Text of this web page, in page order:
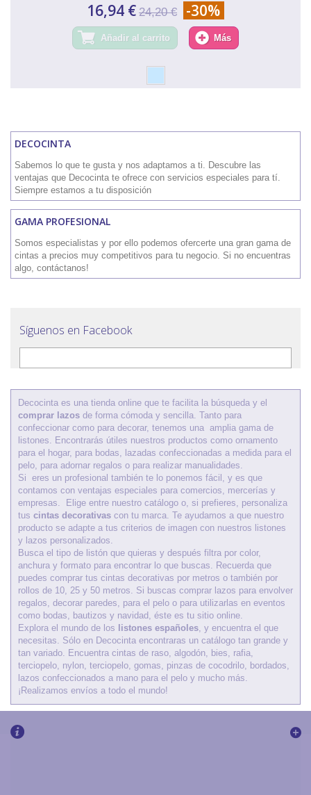
16,94 € 24,20 € -30%
Añadir al carrito Más
DECOCINTA
Sabemos lo que te gusta y nos adaptamos a ti. Descubre las
ventajas que Decocinta te ofrece con servicios especiales para tí.
Siempre estamos a tu disposición
GAMA PROFESIONAL
Somos especialistas y por ello podemos ofercerte una gran gama de
cintas a precios muy competitivos para tu negocio. Si no encuentras
algo, contáctanos!
Síguenos en Facebook
Decocinta es una tienda online que te facilita la búsqueda y el
comprar lazos de forma cómoda y sencilla. Tanto para
confeccionar como para decorar, tenemos una amplia gama de
listones. Encontrarás útiles nuestros productos como ornamento
para el hogar, para bodas, lazadas confeccionadas a medida para el
pelo, para adornar regalos o para realizar manualidades.
Si eres un profesional también te lo ponemos fácil, y es que
contamos con ventajas especiales para comercios, mercerías y
empresas. Elige entre nuestro catálogo o, si prefieres, personaliza
tus cintas decorativas con tu marca. Te ayudamos a que nuestro
producto se adapte a tus criterios de imagen con nuestros listones
y lazos personalizados.
Busca el tipo de listón que quieras y después filtra por color,
anchura y formato para encontrar lo que buscas. Recuerda que
puedes comprar tus cintas decorativas por metros o también por
rollos de 10, 25 y 50 metros. Si buscas comprar lazos para envolver
regalos, decorar paredes, para el pelo o para utilizarlas en eventos
como bodas, bautizos y navidad, éste es tu sitio online.
Explora el mundo de los
listones españoles, y encuentra el que
necesitas. Sólo en Decocinta encontraras un catálogo tan grande y
tan variado. Encuentra cintas de raso, algodón, bies, rafia,
terciopelo, nylon, terciopelo, gomas, pinzas de cocodrilo, bordados,
lazos confeccionados a mano para el pelo y mucho más.
¡Realizamos envíos a todo el mundo!
Boletín